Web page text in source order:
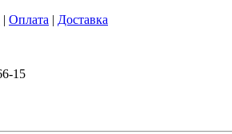
| Оплата | Доставка
15